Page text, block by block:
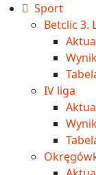
Sport
Betclic 3.
IV liga